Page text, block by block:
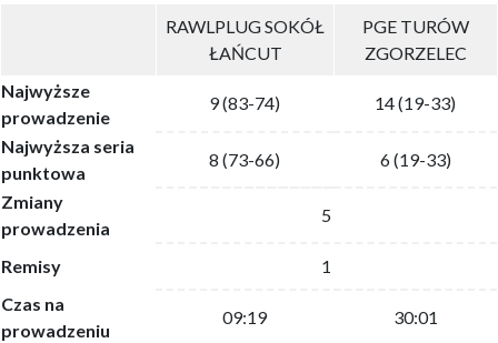
RAWLPLUG SOKÓŁ
ŁAŃCUT
PGE TURÓW
ZGORZELEC
Najwyższe
prowadzenie
9 (83-74) 14 (19-33)
Najwyższa seria
punktowa
8 (73-66)
6 (19-33)
Zmiany
prowadzenia
5
Remisy
1
Czas na
prowadzeniu
09:19 30:01